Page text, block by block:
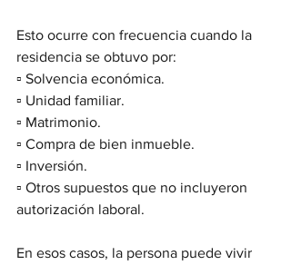
Esto ocurre con frecuencia cuando la
residencia se obtuvo por:
▫️ Solvencia económica.
▫️ Unidad familiar.
▫️ Matrimonio.
▫️ Compra de bien inmueble.
▫️ Inversión.
▫️ Otros supuestos que no incluyeron
autorización laboral.
En esos casos, la persona puede vivir